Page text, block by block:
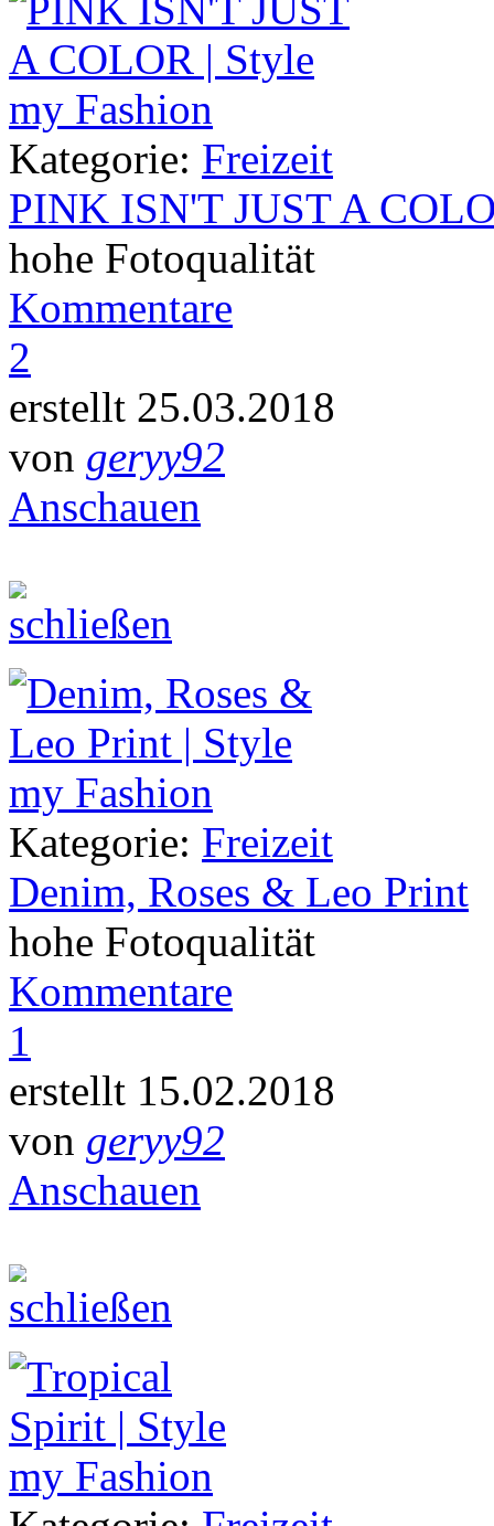
Kategorie: Freizeit
PINK ISN'T JUST A
hohe Fotoqualität
Kommentare
2
erstellt 25.03.2018
von geryy92
Anschauen
Kategorie: Freizeit
Denim, Roses & Leo Print
hohe Fotoqualität
Kommentare
1
erstellt 15.02.2018
von geryy92
Anschauen